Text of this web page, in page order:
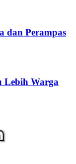
dan Perampas
Lebih Warga